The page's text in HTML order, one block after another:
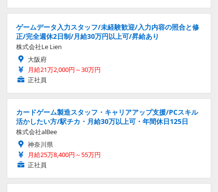
ゲームデータ入力スタッフ/未経験歓迎/入力内容の照合と修
正/完全週休2日制/月給30万円以上可/昇給あり
株式会社Le Lien
大阪府
月給21万2,000円～30万円
正社員
カードゲーム製造スタッフ・キャリアアップ支援/PCスキル
活かしたい方/駅チカ・月給30万以上可・年間休日125日
株式会社alBee
神奈川県
月給25万8,400円～55万円
正社員